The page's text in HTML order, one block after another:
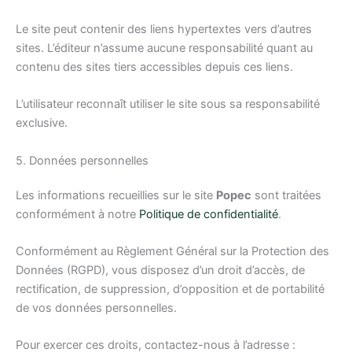
Le site peut contenir des liens hypertextes vers d’autres
sites. L’éditeur n’assume aucune responsabilité quant au
contenu des sites tiers accessibles depuis ces liens.
L’utilisateur reconnaît utiliser le site sous sa responsabilité
exclusive.
5. Données personnelles
Les informations recueillies sur le site Popec sont traitées
conformément à notre Politique de confidentialité.
Conformément au Règlement Général sur la Protection des
Données (RGPD), vous disposez d’un droit d’accès, de
rectification, de suppression, d’opposition et de portabilité
de vos données personnelles.
Pour exercer ces droits, contactez-nous à l’adresse :